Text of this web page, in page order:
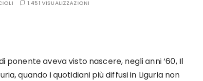
1.451 VISUALIZZAZIONI
ponente aveva visto nascere, negli anni ’60, Il
quando i quotidiani più diffusi in Liguria non